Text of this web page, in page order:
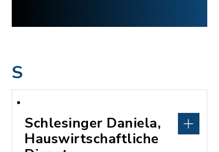
S
Schlesinger Daniela,
Hauswirtschaftliche